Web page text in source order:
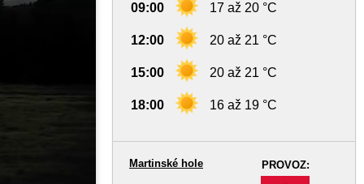
09:00 17 až 20 °C
12:00 20 až 21 °C
15:00 20 až 21 °C
18:00 16 až 19 °C
PROVOZ:
Martinské hole